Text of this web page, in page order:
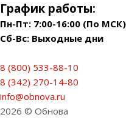
График работы:
Пн-Пт: 7:00-16:00 (По МСК)
Сб-Вс: Выходные дни
8 (800) 533-88-10
8 (342) 270-14-80
info@obnova.ru
2026 © Обнова